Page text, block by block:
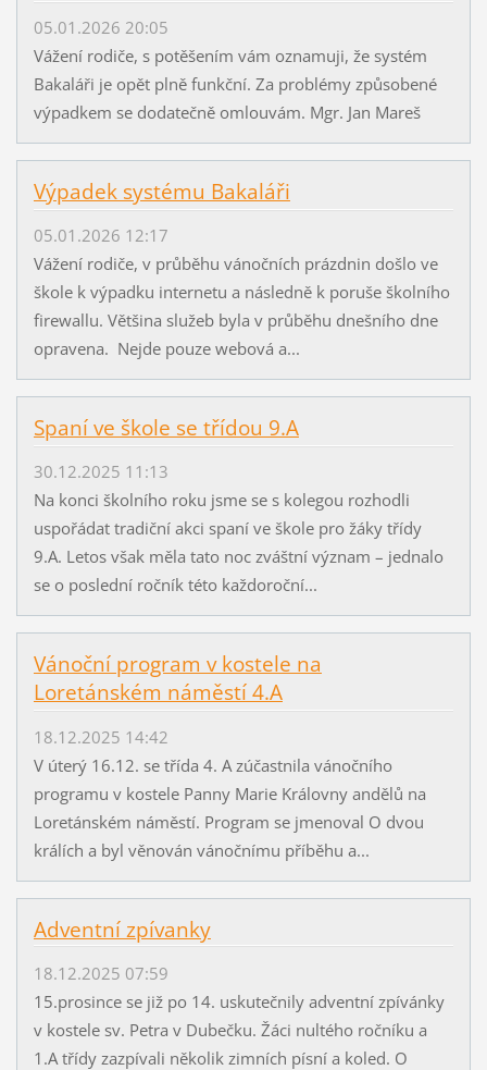
05.01.2026 20:05
Vážení rodiče, s potěšením vám oznamuji, že systém
Bakaláři je opět plně funkční. Za problémy způsobené
výpadkem se dodatečně omlouvám. Mgr. Jan Mareš
Výpadek systému Bakaláři
05.01.2026 12:17
Vážení rodiče, v průběhu vánočních prázdnin došlo ve
škole k výpadku internetu a následně k poruše školního
firewallu. Většina služeb byla v průběhu dnešního dne
opravena. Nejde pouze webová a...
Spaní ve škole se třídou 9.A
30.12.2025 11:13
Na konci školního roku jsme se s kolegou rozhodli
uspořádat tradiční akci spaní ve škole pro žáky třídy
9.A. Letos však měla tato noc zváštní význam – jednalo
se o poslední ročník této každoroční...
Vánoční program v kostele na
Loretánském náměstí 4.A
18.12.2025 14:42
V úterý 16.12. se třída 4. A zúčastnila vánočního
programu v kostele Panny Marie Královny andělů na
Loretánském náměstí. Program se jmenoval O dvou
králích a byl věnován vánočnímu příběhu a...
Adventní zpívanky
18.12.2025 07:59
15.prosince se již po 14. uskutečnily adventní zpívánky
v kostele sv. Petra v Dubečku. Žáci nultého ročníku a
1.A třídy zazpívali několik zimních písní a koled. O